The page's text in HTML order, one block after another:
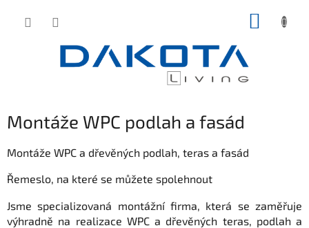
Montáže WPC podlah a fasád
Montáže WPC a dřevěných podlah, teras a fasád
Řemeslo, na které se můžete spolehnout
Jsme specializovaná montážní firma, která se zaměřuje
výhradně na realizace WPC a dřevěných teras, podlah a